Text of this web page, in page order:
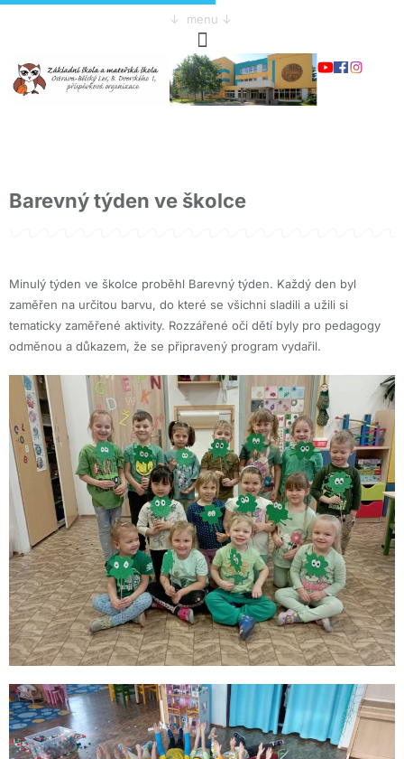
↓ menu ↓
Barevný týden ve školce
Minulý týden ve školce proběhl Barevný týden. Každý den byl
zaměřen na určitou barvu, do které se všichni sladili a užili si
tematicky zaměřené aktivity. Rozzářené oči dětí byly pro pedagogy
odměnou a důkazem, že se připravený program vydařil.